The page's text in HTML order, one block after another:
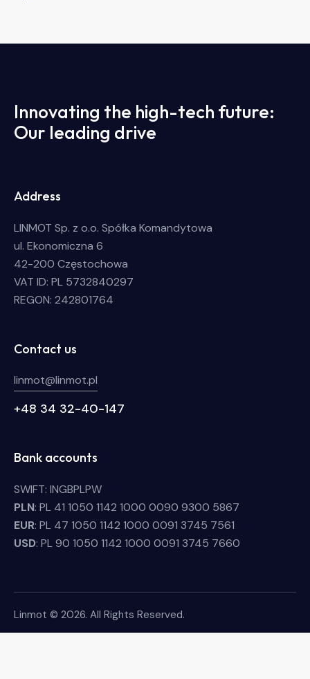
Innovating the high-tech future:
Our leading drive
Address
LINMOT Sp. z o.o. Spółka Komandytowa
ul. Ekonomiczna 6
42-200 Częstochowa
VAT ID: PL 5732840297
REGON: 242801764
Contact us
linmot@linmot.pl
+48 34 32-40-147
Bank accounts
SWIFT: INGBPLPW
PLN: PL 41 1050 1142 1000 0090 9300 5867
EUR: PL 47 1050 1142 1000 0091 3745 7561
USD: PL 90 1050 1142 1000 0091 3745 7660
Linmot © 2026. All Rights Reserved.